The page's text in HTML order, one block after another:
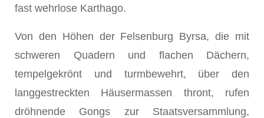
fast wehrlose Karthago.
Von den Höhen der Felsenburg Byrsa, die mit
schweren Quadern und flachen Dächern,
tempelgekrönt und turmbewehrt, über den
langgestreckten Häusermassen thront, rufen
dröhnende Gongs zur Staatsversammlung,